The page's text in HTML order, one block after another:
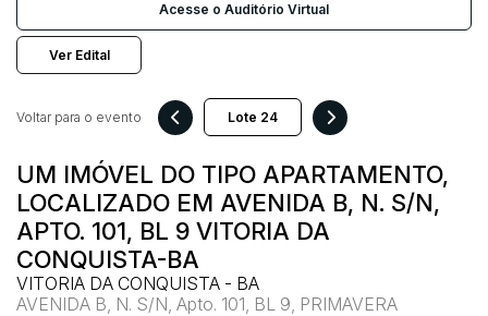
Acesse o Auditório Virtual
Ver Edital
UM IMÓVEL DO TIPO APARTAMENTO,
LOCALIZADO EM AVENIDA B, N. S/N,
APTO. 101, BL 9 VITORIA DA
CONQUISTA-BA
VITORIA DA CONQUISTA - BA
AVENIDA B, N. S/N, Apto. 101, BL 9, PRIMAVERA
Voltar para o evento